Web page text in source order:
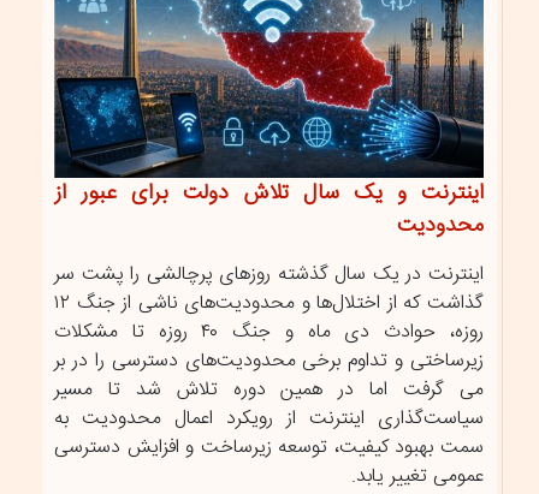
اینترنت و یک سال تلاش دولت برای عبور از
محدودیت
اینترنت در یک سال گذشته روزهای پرچالشی را پشت سر
گذاشت که از اختلال‌ها و محدودیت‌های ناشی از جنگ ۱۲
روزه، حوادث دی ماه و جنگ ۴۰ روزه تا مشکلات
زیرساختی و تداوم برخی محدودیت‌های دسترسی را در بر
می گرفت اما در همین دوره تلاش شد تا مسیر
سیاست‌گذاری اینترنت از رویکرد اعمال محدودیت به
سمت بهبود کیفیت، توسعه زیرساخت و افزایش دسترسی
عمومی تغییر یابد.